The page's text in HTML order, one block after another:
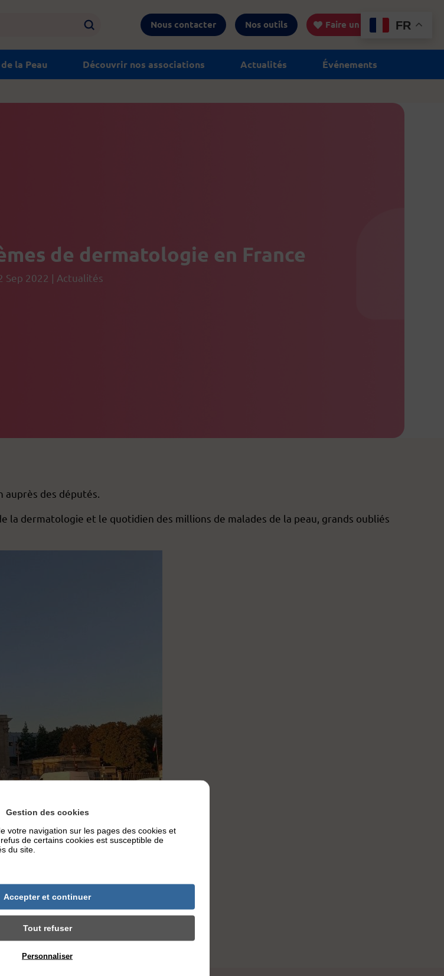
Nous contacter Nos outils Faire un don
la Peau Découvrir nos associations Actualités Événements
de dermatologie en France
Sep 2022 | Actualités
des députés.
la dermatologie et le quotidien des millions de malades de la peau, grands oubliés
FR
Gestion des cookies
votre navigation sur les pages des cookies et
de certains cookies est susceptible de
du site.
Accepter et continuer
Tout refuser
Personnaliser